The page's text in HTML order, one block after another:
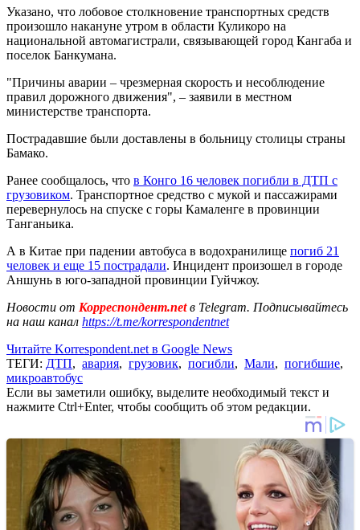
Указано, что лобовое столкновение транспортных средств
произошло накануне утром в области Куликоро на
национальной автомагистрали, связывающей город Кангаба и
поселок Банкумана.
"Причины аварии – чрезмерная скорость и несоблюдение
правил дорожного движения", – заявили в местном
министерстве транспорта.
Пострадавшие были доставлены в больницу столицы страны
Бамако.
Ранее сообщалось, что в Конго 16 человек погибли в ДТП с
грузовиком. Транспортное средство с мукой и пассажирами
перевернулось на спуске с горы Камаленге в провинции
Танганьика.
А в Китае при падении автобуса в водохранилище погиб 21
человек и еще 15 пострадали. Инцидент произошел в городе
Аншунь в юго-западной провинции Гуйчжоу.
Новости от Корреспондент.netв Telegram. Подписывайтесь
на наш канал https://t.me/korrespondentnet
Читайте Korrespondent.net в Google News
ТЕГИ: ДТП, авария, грузовик, погибли, Мали, погибшие,
микроавтобус
Если вы заметили ошибку, выделите необходимый текст и
нажмите Ctrl+Enter, чтобы сообщить об этом редакции.